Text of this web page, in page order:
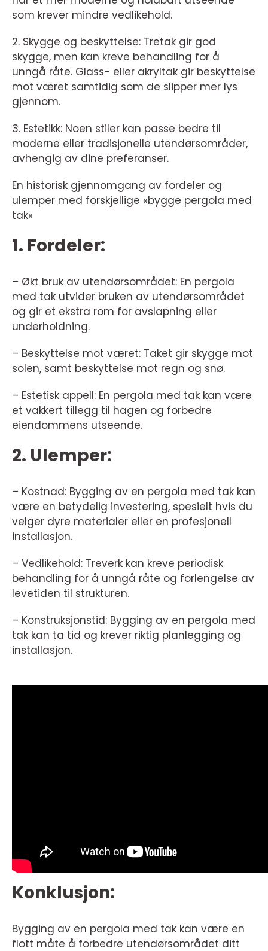
som krever mindre vedlikehold.
2. Skygge og beskyttelse: Tretak gir god
skygge, men kan kreve behandling for å
unngå råte. Glass- eller akryltak gir beskyttelse
mot været samtidig som de slipper mer lys
gjennom.
3. Estetikk: Noen stiler kan passe bedre til
moderne eller tradisjonelle utendørsområder,
avhengig av dine preferanser.
En historisk gjennomgang av fordeler og
ulemper med forskjellige «bygge pergola med
tak»
1. Fordeler:
– Økt bruk av utendørsområdet: En pergola
med tak utvider bruken av utendørsområdet
og gir et ekstra rom for avslapning eller
underholdning.
– Beskyttelse mot været: Taket gir skygge mot
solen, samt beskyttelse mot regn og snø.
– Estetisk appell: En pergola med tak kan være
et vakkert tillegg til hagen og forbedre
eiendommens utseende.
2. Ulemper:
– Kostnad: Bygging av en pergola med tak kan
være en betydelig investering, spesielt hvis du
velger dyre materialer eller en profesjonell
installasjon.
– Vedlikehold: Treverk kan kreve periodisk
behandling for å unngå råte og forlengelse av
levetiden til strukturen.
– Konstruksjonstid: Bygging av en pergola med
tak kan ta tid og krever riktig planlegging og
installasjon.
Konklusjon:
Bygging av en pergola med tak kan være en
flott måte å forbedre utendørsområdet ditt